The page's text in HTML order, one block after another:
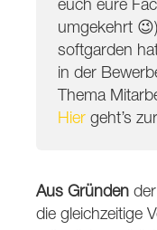
euch eure
umgekehrt
softgarden
in der
Thema
Hier geht’s
Aus Gründen
die gleichzeitige